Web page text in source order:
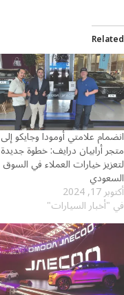
Related
انضمام علامتي أومودا وجايكو إلى
متجر أرابيان درايف: خطوة جديدة
لتعزيز خيارات العملاء في السوق
السعودي
أكتوبر 17, 2024
في "أخبار السيارات"